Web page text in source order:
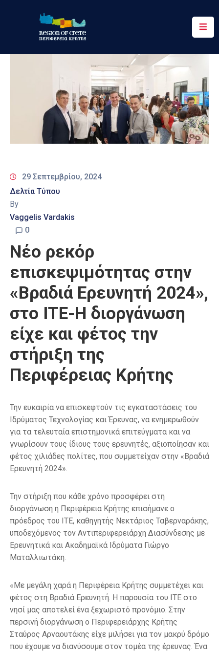
Περιφέρεια
Ψηφιακές
Υπηρεσίες
29 Σεπτεμβρίου, 2024
Δελτία Τύπου
By
Vaggelis Vardakis
0
Νέο ρεκόρ
επισκεψιμότητας στην
«Βραδιά Ερευνητή 2024»,
στο ΙΤΕ-Η διοργάνωση
είχε και φέτος την
στήριξη της
Περιφέρειας Κρήτης
Την ευκαιρία να επισκεφτούν τις εγκαταστάσεις του
Ιδρύματος Τεχνολογίας και Έρευνας, να ενημερωθούν
για τα τελευταία επιστημονικά επιτεύγματα και να
γνωρίσουν τους ίδιους τους ερευνητές, αξιοποίησαν και
φέτος χιλιάδες πολίτες, που συμμετείχαν στην «Βραδιά
Ερευνητή 2024».
Την στήριξη που κάθε χρόνο προσφέρει στη
διοργάνωση η Περιφέρεια Κρήτης επισήμανε ο
πρόεδρος του ΙΤΕ, καθηγητής Νεκτάριος Ταβερναράκης,
υποδεχόμενος τον Αντιπεριφερειάρχη Διασύνδεσης με
Ερευνητικά και Ακαδημαϊκά Ιδρύματα Γιώργο
Ματαλλιωτάκη.
«Με μεγάλη χαρά η Περιφέρεια Κρήτης συμμετέχει και
φέτος στη Βραδιά Ερευνητή. Η παρουσία του ΙΤΕ στο
νησί μας αποτελεί ένα ξεχωριστό προνόμιο. Στην
περσινή διοργάνωση ο Περιφερειάρχης Κρήτης
Σταύρος Αρναουτάκης είχε μιλήσει για τον μακρύ δρόμο
που έχουμε να διανύσουμε στον τομέα της έρευνας. Ένα